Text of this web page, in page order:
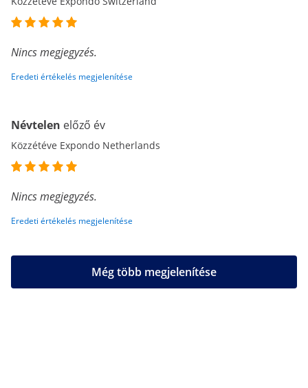
Nincs megjegyzés.
Eredeti értékelés megjelenítése
Névtelen előző év
Közzétéve Expondo Netherlands
Nincs megjegyzés.
Eredeti értékelés megjelenítése
Még több megjelenítése